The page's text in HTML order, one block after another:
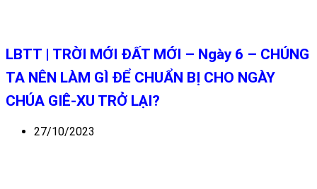
LBTT | TRỜI MỚI ĐẤT MỚI – Ngày 6 – CHÚNG
TA NÊN LÀM GÌ ĐỂ CHUẨN BỊ CHO NGÀY
CHÚA GIÊ-XU TRỞ LẠI?
27/10/2023